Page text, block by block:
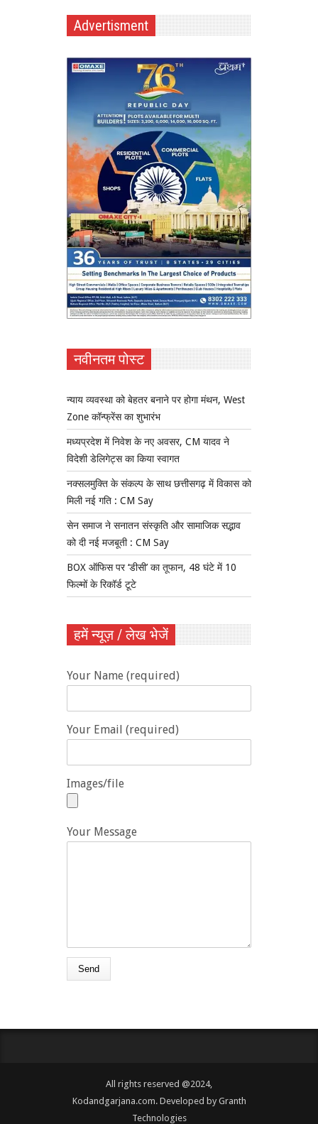
Advertisment
नवीनतम पोस्ट
न्याय व्यवस्था को बेहतर बनाने पर होगा मंथन, West
Zone कॉन्फ्रेंस का शुभारंभ
मध्यप्रदेश में निवेश के नए अवसर, CM यादव ने
विदेशी डेलिगेट्स का किया स्वागत
नक्सलमुक्ति के संकल्प के साथ छत्तीसगढ़ में विकास को
मिली नई गति : CM Say
सेन समाज ने सनातन संस्कृति और सामाजिक सद्भाव
को दी नई मजबूती : CM Say
BOX ऑफिस पर ‘डीसी’ का तूफान, 48 घंटे में 10
फिल्मों के रिकॉर्ड टूटे
हमें न्यूज़ / लेख भेजें
Your Name (required)
Your Email (required)
Images/file
Your Message
All rights reserved @2024,
Kodandgarjana.com. Developed by Granth
Technologies